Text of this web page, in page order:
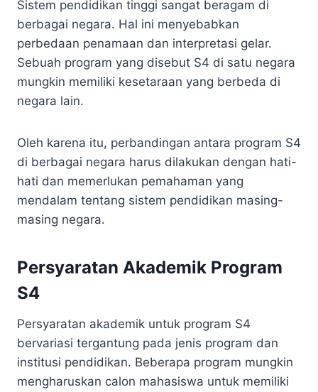
Sistem pendidikan tinggi sangat beragam di
berbagai negara. Hal ini menyebabkan
perbedaan penamaan dan interpretasi gelar.
Sebuah program yang disebut S4 di satu negara
mungkin memiliki kesetaraan yang berbeda di
negara lain.
Oleh karena itu, perbandingan antara program S4
di berbagai negara harus dilakukan dengan hati-
hati dan memerlukan pemahaman yang
mendalam tentang sistem pendidikan masing-
masing negara.
Persyaratan Akademik Program
S4
Persyaratan akademik untuk program S4
bervariasi tergantung pada jenis program dan
institusi pendidikan. Beberapa program mungkin
mengharuskan calon mahasiswa untuk memiliki